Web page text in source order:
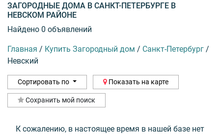
ЗАГОРОДНЫЕ ДОМА В САНКТ-ПЕТЕРБУРГЕ В
НЕВСКОМ РАЙОНЕ
Найдено 0 объявлений
Главная / Купить Загородный дом / Санкт-Петербург /
Невский
Сортировать по Показать на карте
Сохранить мой поиск
К сожалению, в настоящее время в нашей базе нет